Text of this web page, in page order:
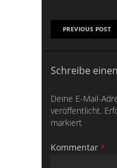
PREVIOUS POST
Schreibe
Deine E-Mail-
veröffentlicht.
markiert
Kommentar *